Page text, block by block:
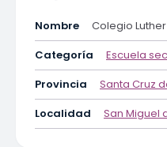
Nombre
Colegio
Categoría
Escuela
Provincia
Santa Cruz
Localidad
San Miguel